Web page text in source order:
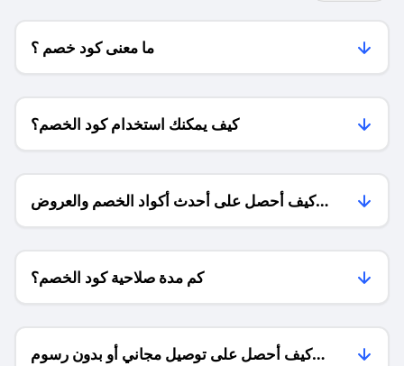
ما معنى كود خصم ؟
كيف يمكنك استخدام كود الخصم؟
كيف أحصل على أحدث أكواد الخصم والعروض
للمتاجر؟
كم مدة صلاحية كود الخصم؟
كيف أحصل على توصيل مجاني أو بدون رسوم